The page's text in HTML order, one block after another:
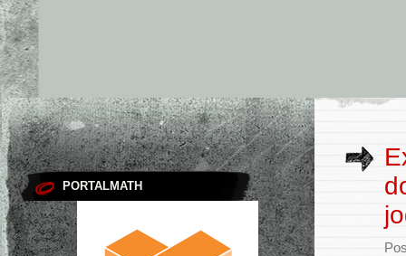
PORTALMATH